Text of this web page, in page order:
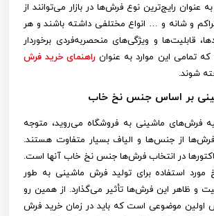
رایج‌ترین نوع فرش‌ها در بازار می‌توانند از
و شانه و … انواع مختلفی داشته باشند و هر
قابلیت‌ها و ویژگی‌های منحصربه‌فردی برخوردار
تمامی این موارد به عنوان راهنمای خرید فرش
شوند.
بر اساس جنس نخ خاب
فرش‌های ماشینی به فروشگاه می‌روید، متوجه
از جنس‌ها و الیاف بسیار متفاوت هستند.
در انتخاب فرش‌ها جنس نخ خاب آنها است.
استفاده برای تولید فرش ماشینی به طور
و ظاهر این فرش‌ها تأثیر می‌گذارد. از همین رو
موضوعی است که باید در زمان خرید فرش